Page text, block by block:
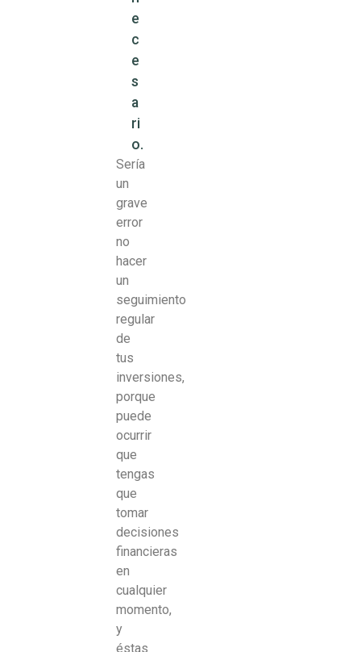
e
c
e
s
a
ri
o.
Sería
un
grave
error
no
hacer
un
seguimiento
regular
de
tus
inversiones,
porque
puede
ocurrir
que
tengas
que
tomar
decisiones
financieras
en
cualquier
momento,
y
éstas